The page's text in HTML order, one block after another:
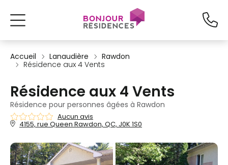
Accueil Lanaudière
Rawdon
Résidence aux 4 Vents
Résidence aux 4 Vents
Résidence pour personnes âgées à Rawdon
Aucun avis
4155, rue Queen Rawdon, QC, J0K 1S0